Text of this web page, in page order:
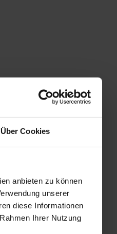
Über Cookies
anbieten zu können
unserer
diese Informationen
Ihrer Nutzung